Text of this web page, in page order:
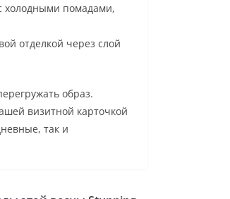
холодными помадами,
отделкой через слой
образ.
визитной карточкой
так и